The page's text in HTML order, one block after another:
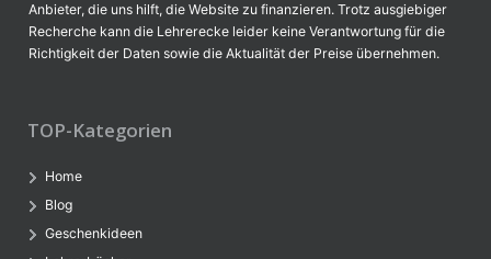
Anbieter, die uns hilft, die Website zu finanzieren. Trotz ausgiebiger
Recherche kann die Lehrerecke leider keine Verantwortung für die
Richtigkeit der Daten sowie die Aktualität der Preise übernehmen.
TOP-Kategorien
Home
Blog
Geschenkideen